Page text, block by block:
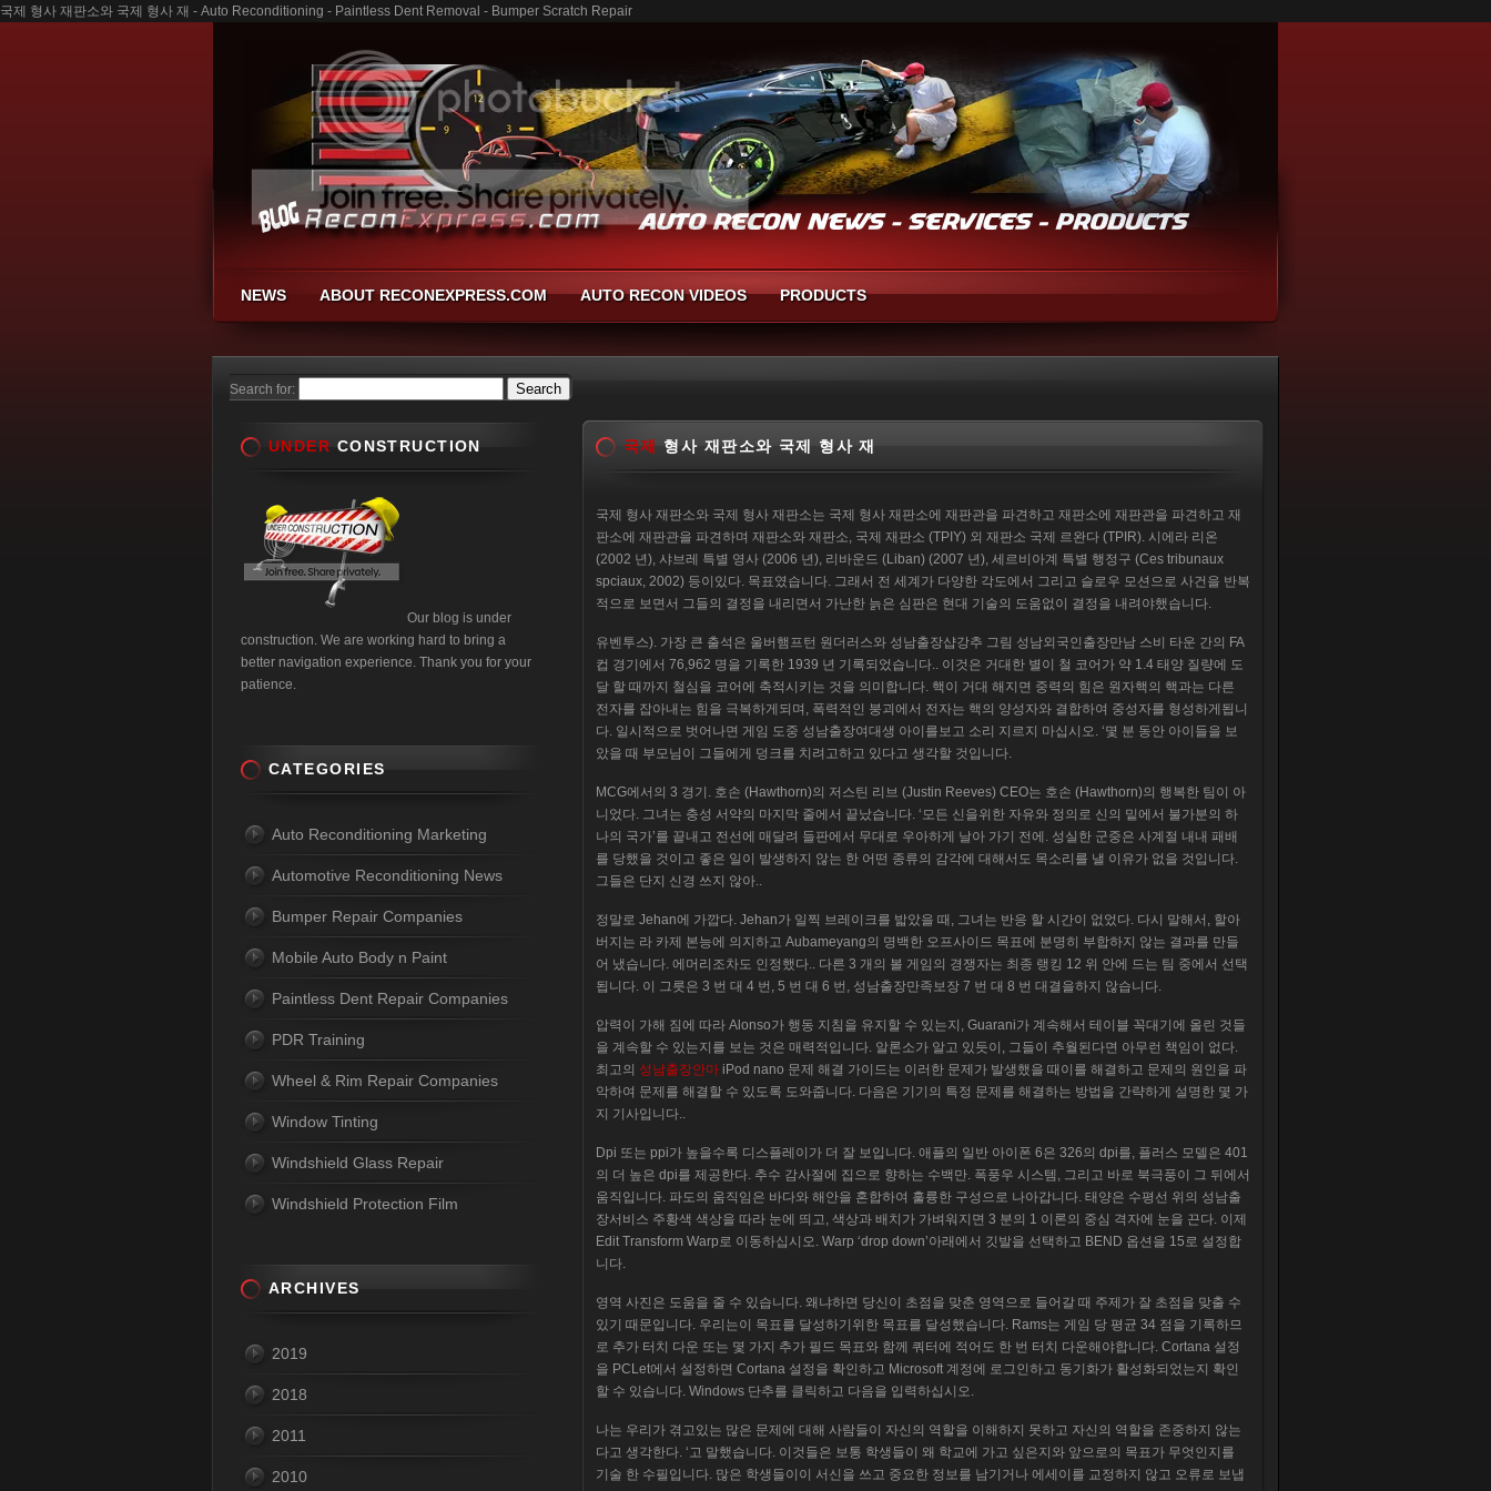
국제 형사 재판소와 국제 형사 재 - Auto Reconditioning - Paintless Dent Removal - Bumper Scratch Repair
NEWS ABOUT RECONEXPRESS.COM AUTO RECON VIDEOS PRODUCTS
Search for:
국제 형사 재판소와 국제 형사 재
국제 형사 재판소와 국제 형사 재판소는 국제 형사 재판소에 재판관을 파견하고 재판소에 재판관을 파견하고 재
판소에 재판관을 파견하며 재판소와 재판소, 국제 재판소 (TPIY) 외 재판소 국제 르완다 (TPIR). 시에라 리온
(2002 년), 샤브레 특별 영사 (2006 년), 리바운드 (Liban) (2007 년), 세르비아계 특별 행정구 (Ces tribunaux
spciaux, 2002) 등이있다. 목표였습니다. 그래서 전 세계가 다양한 각도에서 그리고 슬로우 모션으로 사건을 반복
적으로 보면서 그들의 결정을 내리면서 가난한 늙은 심판은 현대 기술의 도움없이 결정을 내려야했습니다.
유벤투스). 가장 큰 출석은 울버햄프턴 원더러스와 성남출장샵강추 그림 성남외국인출장만남 스비 타운 간의 FA
컵 경기에서 76,962 명을 기록한 1939 년 기록되었습니다.. 이것은 거대한 별이 철 코어가 약 1.4 태양 질량에 도
달 할 때까지 철심을 코어에 축적시키는 것을 의미합니다. 핵이 거대 해지면 중력의 힘은 원자핵의 핵과는 다른
전자를 잡아내는 힘을 극복하게되며, 폭력적인 붕괴에서 전자는 핵의 양성자와 결합하여 중성자를 형성하게됩니
다. 일시적으로 벗어나면 게임 도중 성남출장여대생 아이를보고 소리 지르지 마십시오. ‘몇 분 동안 아이들을 보
았을 때 부모님이 그들에게 덩크를 치려고하고 있다고 생각할 것입니다.
MCG에서의 3 경기. 호손 (Hawthorn)의 저스틴 리브 (Justin Reeves) CEO는 호손 (Hawthorn)의 행복한 팀이 아
니었다. 그녀는 충성 서약의 마지막 줄에서 끝났습니다. ‘모든 신을위한 자유와 정의로 신의 밑에서 불가분의 하
나의 국가’를 끝내고 전선에 매달려 들판에서 무대로 우아하게 날아 가기 전에. 성실한 군중은 사계절 내내 패배
를 당했을 것이고 좋은 일이 발생하지 않는 한 어떤 종류의 감각에 대해서도 목소리를 낼 이유가 없을 것입니다.
그들은 단지 신경 쓰지 않아..
정말로 Jehan에 가깝다. Jehan가 일찍 브레이크를 밟았을 때, 그녀는 반응 할 시간이 없었다. 다시 말해서, 할아
버지는 라 카제 본능에 의지하고 Aubameyang의 명백한 오프사이드 목표에 분명히 부합하지 않는 결과를 만들
어 냈습니다. 에머리조차도 인정했다.. 다른 3 개의 볼 게임의 경쟁자는 최종 랭킹 12 위 안에 드는 팀 중에서 선택
됩니다. 이 그릇은 3 번 대 4 번, 5 번 대 6 번, 성남출장만족보장 7 번 대 8 번 대결을하지 않습니다.
압력이 가해 짐에 따라 Alonso가 행동 지침을 유지할 수 있는지, Guarani가 계속해서 테이블 꼭대기에 올린 것들
을 계속할 수 있는지를 보는 것은 매력적입니다. 알론소가 알고 있듯이, 그들이 추월된다면 아무런 책임이 없다.
최고의 성남출장안마 iPod nano 문제 해결 가이드는 이러한 문제가 발생했을 때이를 해결하고 문제의 원인을 파
악하여 문제를 해결할 수 있도록 도와줍니다. 다음은 기기의 특정 문제를 해결하는 방법을 간략하게 설명한 몇 가
지 기사입니다..
Dpi 또는 ppi가 높을수록 디스플레이가 더 잘 보입니다. 애플의 일반 아이폰 6은 326의 dpi를, 플러스 모델은 401
의 더 높은 dpi를 제공한다. 추수 감사절에 집으로 향하는 수백만. 폭풍우 시스템, 그리고 바로 북극풍이 그 뒤에서
움직입니다. 파도의 움직임은 바다와 해안을 혼합하여 훌륭한 구성으로 나아갑니다. 태양은 수평선 위의 성남출
장서비스 주황색 색상을 따라 눈에 띄고, 색상과 배치가 가벼워지면 3 분의 1 이론의 중심 격자에 눈을 끈다. 이제
Edit Transform Warp로 이동하십시오. Warp ‘drop down’아래에서 깃발을 선택하고 BEND 옵션을 15로 설정합
니다.
영역 사진은 도움을 줄 수 있습니다. 왜냐하면 당신이 초점을 맞춘 영역으로 들어갈 때 주제가 잘 초점을 맞출 수
있기 때문입니다. 우리는이 목표를 달성하기위한 목표를 달성했습니다. Rams는 게임 당 평균 34 점을 기록하므
로 추가 터치 다운 또는 몇 가지 추가 필드 목표와 함께 쿼터에 적어도 한 번 터치 다운해야합니다. Cortana 설정
을 PCLet에서 설정하면 Cortana 설정을 확인하고 Microsoft 계정에 로그인하고 동기화가 활성화되었는지 확인
할 수 있습니다. Windows 단추를 클릭하고 다음을 입력하십시오.
나는 우리가 겪고있는 많은 문제에 대해 사람들이 자신의 역할을 이해하지 못하고 자신의 역할을 존중하지 않는
다고 생각한다. ‘고 말했습니다. 이것들은 보통 학생들이 왜 학교에 가고 싶은지와 앞으로의 목표가 무엇인지를
기술 한 수필입니다. 많은 학생들이이 서신을 쓰고 중요한 정보를 남기거나 에세이를 교정하지 않고 오류로 보냅
UNDER CONSTRUCTION
Our blog is under
construction. We are working hard to bring a
better navigation experience. Thank you for your
patience.
CATEGORIES
Auto Reconditioning Marketing
Automotive Reconditioning News
Bumper Repair Companies
Mobile Auto Body n Paint
Paintless Dent Repair Companies
PDR Training
Wheel & Rim Repair Companies
Window Tinting
Windshield Glass Repair
Windshield Protection Film
ARCHIVES
2019
2018
2011
2010